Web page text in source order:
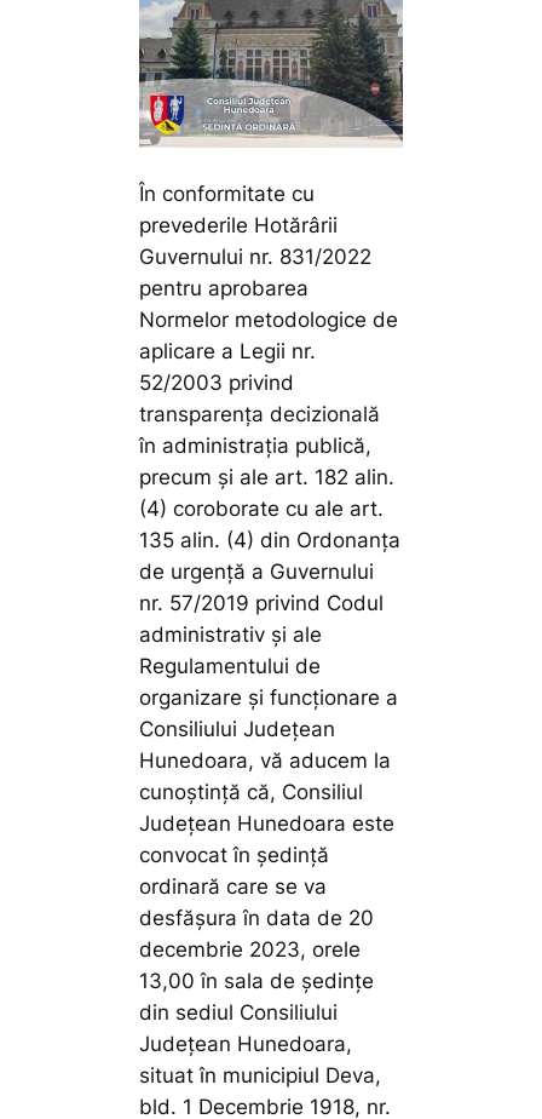
În conformitate cu
prevederile Hotărârii
Guvernului nr. 831/2022
pentru aprobarea
Normelor metodologice de
aplicare a Legii nr.
52/2003 privind
transparenţa decizională
în administraţia publică,
precum și ale art. 182 alin.
(4) coroborate cu ale art.
135 alin. (4) din Ordonanța
de urgență a Guvernului
nr. 57/2019 privind Codul
administrativ și ale
Regulamentului de
organizare şi funcţionare a
Consiliului Judeţean
Hunedoara, vă aducem la
cunoştinţă că, Consiliul
Județean Hunedoara este
convocat în ședință
ordinară care se va
desfășura în data de 20
decembrie 2023, orele
13,00 în sala de ședințe
din sediul Consiliului
Județean Hunedoara,
situat în municipiul Deva,
bld. 1 Decembrie 1918, nr.